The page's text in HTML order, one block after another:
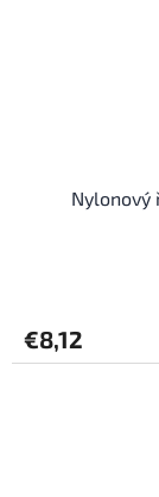
Nylonový
€8,12